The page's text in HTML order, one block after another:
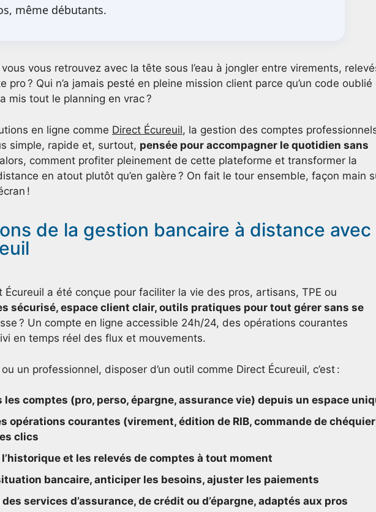
même débutants.
vous retrouvez avec la tête sous l’eau à jongler entre virements,
pro ? Qui n’a jamais pesté en pleine mission client parce qu’un code oublié
mis tout le planning en vrac ?
en ligne comme Direct Écureuil, la gestion des comptes
simple, rapide et, surtout, pensée pour accompagner le quotidien sans
comment profiter pleinement de cette plateforme et transformer la
en atout plutôt qu’en galère ? On fait le tour ensemble, façon main
!
de la gestion bancaire à distance avec
Écureuil a été conçue pour faciliter la vie des pros, artisans, TPE ou
sécurisé, espace client clair, outils pratiques pour tout gérer sans se
? Un compte en ligne accessible 24h/24, des opérations courantes
en temps réel des flux et mouvements.
un professionnel, disposer d’un outil comme Direct Écureuil, c’est :
les comptes (pro, perso, épargne, assurance vie) depuis un espace
opérations courantes (virement, édition de RIB, commande de
clics
et les relevés de comptes à tout moment
bancaire, anticiper les besoins, ajuster les paiements
services d’assurance, de crédit ou d’épargne, adaptés aux pros